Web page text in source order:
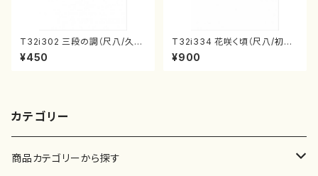
T32i302 三段の調（尺八/久本
玄智/楽譜）都山no:2003
¥450
T32i334 花咲く頃（尺八/初代
山川園松/楽譜）都山流公刊楽譜
曲番:2037
¥900
カテゴリー
商品カテゴリーから探す